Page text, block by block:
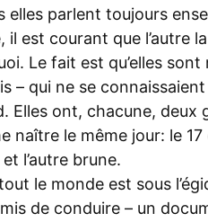
elles parlent toujours
est courant que l’autre
Le fait est qu’elles sont
– qui ne se
Elles ont, chacune, deux
naître le même jour: le 17
l’autre brune.
le monde est sous
de conduire – un